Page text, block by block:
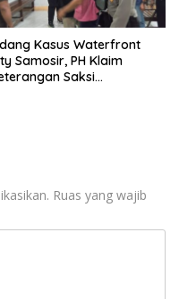
Kasus Waterfront
Samosir, PH Klaim
Saksi
Ruas yang wajib